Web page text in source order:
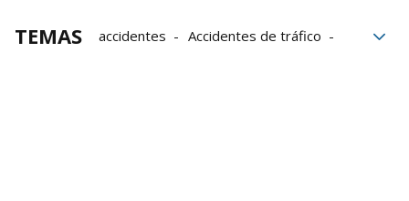
TEMAS accidentes
Accidentes de tráfico